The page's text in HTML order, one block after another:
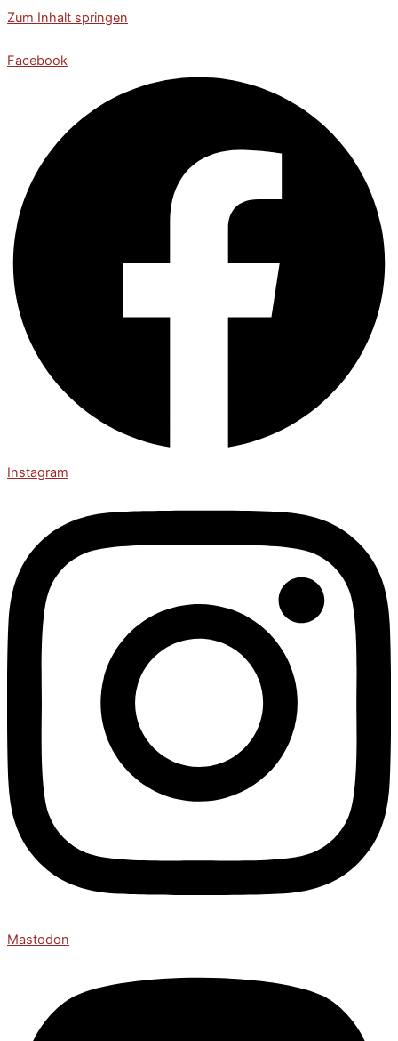
Zum Inhalt springen
Facebook
Instagram
Mastodon